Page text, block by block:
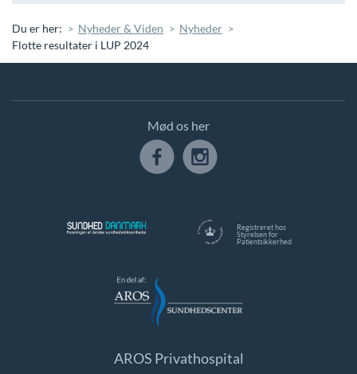
Du er her: Nyheder & Viden
Nyheder
Flotte resultater i LUP 2024
Registreret hos
Styrelsen for
Patientsikkerhed
Mød os her
AROS Privathospital